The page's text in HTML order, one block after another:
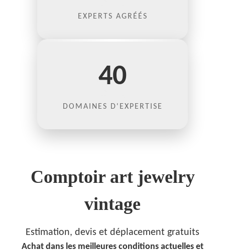
EXPERTS AGRÉÉS
40
DOMAINES D'EXPERTISE
Comptoir art jewelry
vintage
Estimation, devis et déplacement gratuits
Achat dans les meilleures conditions actuelles et